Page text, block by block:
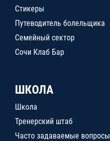
Стикеры
Путеводитель болельщика
Семейный сектор
Сочи Клаб Бар
ШКОЛА
Школа
Тренерский штаб
Часто задаваемые вопросы